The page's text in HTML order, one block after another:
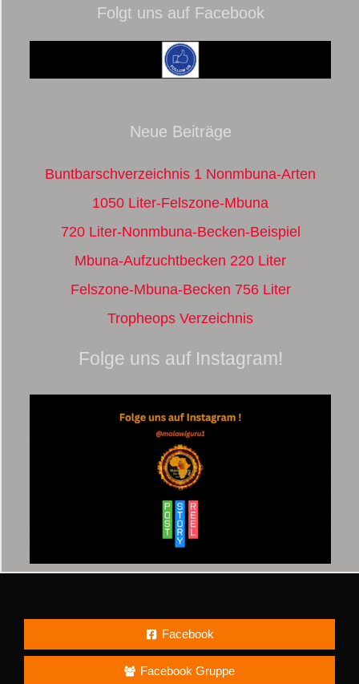
Folgt uns auf Facebook
Neue Beiträge
Buntbarschverzeichnis 1 Nonmbuna-Arten
1050 Liter-Felszone-Mbuna
720 Liter-Nonmbuna-Becken-Beispiel
Mbuna-Aufzuchtbecken 220 Liter
Felszone-Mbuna-Becken 756 Liter
Tropheops Verzeichnis
Folge uns auf Instagram!
Facebook
Facebook Gruppe